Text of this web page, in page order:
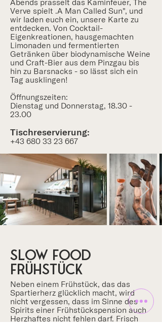
​Abends prasselt das Kaminfeuer, The
Verve spielt .A Man Called Sun", und
wir laden euch ein, unsere Karte zu
entdecken. Von Cocktail-
Eigenkreationen, hausgemachten
Limonaden und fermentierten
Getränken über biodynamische Weine
und Craft-Bier aus dem Pinzgau bis
hin zu Barsnacks - so lässt sich ein
Tag ausklingen!
​Öffnungszeiten:
Dienstag und Donnerstag, 18.30 -
23.00
Tischreservierung:
+43 680 33 23 667
SLOW FOOD
FRÜHSTÜCK
Neben einem Frühstück, das das
Spartierherz glücklich macht, wird
nicht vergessen, dass im Sinne des
Spirits einer Frühstückspension auch
Herzhaftes nicht fehlen darf. Frisch